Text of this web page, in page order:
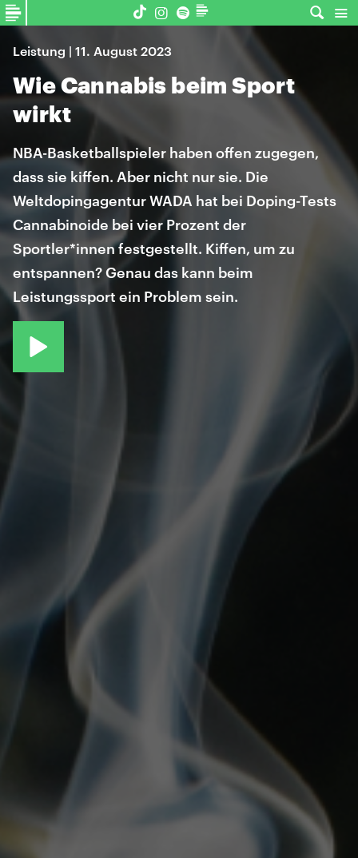
Leistung | 11. August 2023
Wie Cannabis beim Sport
wirkt
NBA-Basketballspieler haben offen zugegen,
dass sie kiffen. Aber nicht nur sie. Die
Weltdopingagentur WADA hat bei Doping-Tests
Cannabinoide bei vier Prozent der
Sportler*innen festgestellt. Kiffen, um zu
entspannen? Genau das kann beim
Leistungssport ein Problem sein.